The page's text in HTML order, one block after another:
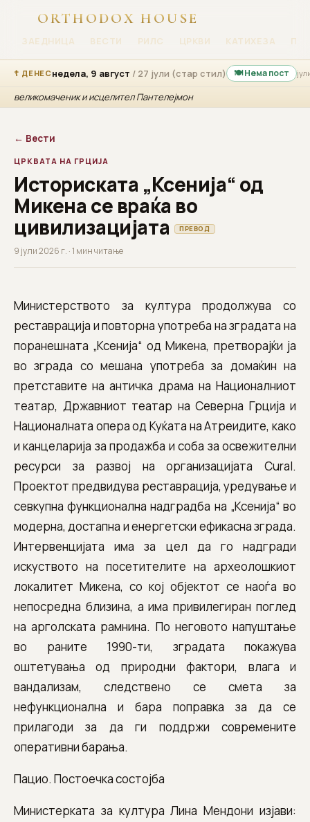
ORTHODOX HOUSE
ЗАЕДНИЦА ВЕСТИ РИЛС ЦРКВИ КАТИХЕЗА
☦ ДЕНЕСнедела, 9 август / 27 јули (стар стил) 🍽 Нема пост
великомаченик и исцелител Пантелејмон
← Вести
ЦРКВАТА НА ГРЦИЈА
Историската „Ксенија“ од
Микена се враќа во
цивилизацијата
ПРЕВОД
9 јули 2026 г. · 1 мин читање
Министерството за култура продолжува со
реставрација и повторна употреба на зградата на
поранешната „Ксенија“ од Микена, претворајќи ја
во зграда со мешана употреба за домаќин на
претставите на античка драма на Националниот
театар, Државниот театар на Северна Грција и
Националната опера од Куќата на Атреидите, како
и канцеларија за продажба и соба за освежителни
ресурси за развој на организацијата Cural.
Проектот предвидува реставрација, уредување и
севкупна функционална надградба на „Ксенија“ во
модерна, достапна и енергетски ефикасна зграда.
Интервенцијата има за цел да го надгради
искуството на посетителите на археолошкиот
локалитет Микена, со кој објектот се наоѓа во
непосредна близина, а има привилегиран поглед
на арголската рамнина. По неговото напуштање
во раните 1990-ти, зградата покажува
оштетувања од природни фактори, влага и
вандализам, следствено се смета за
нефункционална и бара поправка за да се
прилагоди за да ги поддржи современите
оперативни барања.
Пацио. Постоечка состојба
Министерката за култура Лина Мендони изјави: